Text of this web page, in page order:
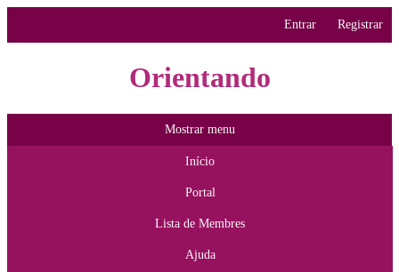
Entrar Registrar
Orientando
Mostrar menu
Início
Portal
Lista de Membres
Ajuda